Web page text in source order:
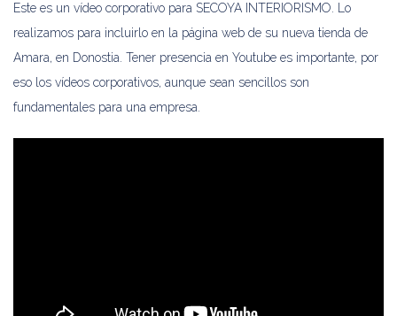
Este es un vídeo corporativo para SECOYA INTERIORISMO. Lo
realizamos para incluirlo en la página web de su nueva tienda de
Amara, en Donostia. Tener presencia en Youtube es importante, por
eso los vídeos corporativos, aunque sean sencillos son
fundamentales para una empresa.